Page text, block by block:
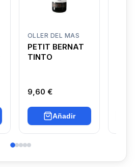
OLLER DEL MAS
PETIT BERNAT
TINTO
9,60 €
Añadir